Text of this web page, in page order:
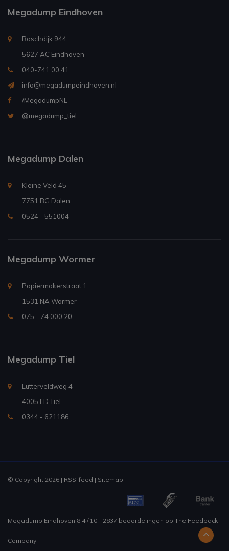
Megadump Eindhoven
Boschdijk 944
5627 AC Eindhoven
040-741 00 41
info@megadumpeindhoven.nl
/MegadumpNL
@megadump_tiel
Megadump Dalen
Kleine Veld 45
7751 BG Dalen
0524 - 551004
Megadump Wormer
Papiermakerstraat 1
1531 NA Wormer
075 - 74 000 20
Megadump Tiel
Lutterveldweg 4
4005 LD Tiel
0344 - 621186
© Copyright 2026 | RSS-feed | Sitemap
Megadump Eindhoven 8.4/ 10 - 2837 beoordelingen op The Feedback
Company